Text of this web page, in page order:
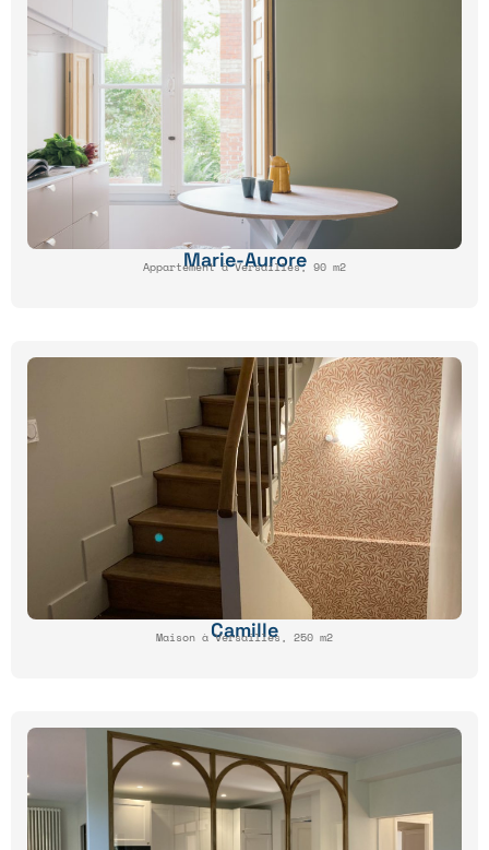
Marie-Aurore
Appartement à Versailles, 90 m2
Camille
Maison à Versailles, 250 m2